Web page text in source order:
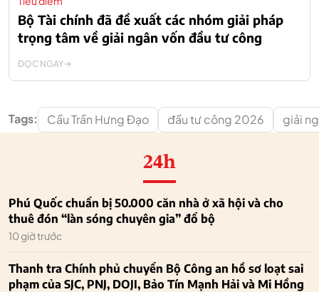
Bộ Tài chính đã đề xuất các nhóm giải pháp
trọng tâm về giải ngân vốn đầu tư công
ĐỌC NGAY
Tags: Cầu Trần Hưng Đạo đầu tư công 2026 giải
24h
Phú Quốc chuẩn bị 50.000 căn nhà ở xã hội và cho
thuê đón “làn sóng chuyên gia” đổ bộ
10 giờ trước
Thanh tra Chính phủ chuyển Bộ Công an hồ sơ loạt sai
phạm của SJC, PNJ, DOJI, Bảo Tín Mạnh Hải và Mi Hồng